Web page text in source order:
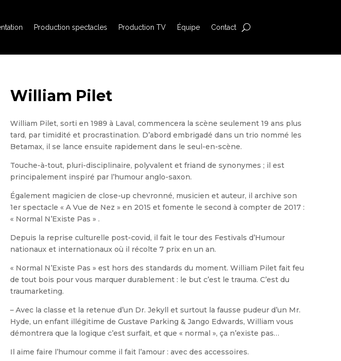
Production spectacles Production TV Équipe Contact
William Pilet
William Pilet, sorti en 1989 à Laval, commencera la scène seulement 19 ans plus
tard, par timidité et procrastination. D’abord embrigadé dans un trio nommé les
Betamax, il se lance ensuite rapidement dans le seul-en-scène.
Touche-à-tout, pluri-disciplinaire, polyvalent et friand de synonymes ; il est
principalement inspiré par l’humour anglo-saxon.
Également magicien de close-up chevronné, musicien et auteur, il archive son
1er spectacle « A Vue de Nez » en 2015 et fomente le second à compter de 2017 :
« Normal N’Existe Pas » .
Depuis la reprise culturelle post-covid, il fait le tour des Festivals d’Humour
nationaux et internationaux où il récolte 7 prix en un an.
« Normal N’Existe Pas » est hors des standards du moment. William Pilet fait feu
de tout bois pour vous marquer durablement : le but c’est le trauma. C’est du
traumarketing.
– Avec la classe et la retenue d’un Dr. Jekyll et surtout la fausse pudeur d’un Mr.
Hyde, un enfant illégitime de Gustave Parking & Jango Edwards, William vous
démontrera que la logique c’est surfait, et que « normal », ça n’existe pas…
Il aime faire l’humour comme il fait l’amour : avec des accessoires.